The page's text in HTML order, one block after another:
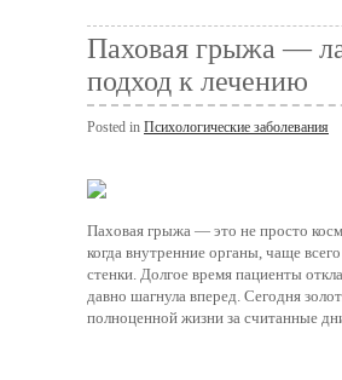
Паховая грыжа —
подход к лечению
Posted in Психологические заболевания
Паховая грыжа — это не просто
когда внутренние органы, чаще
стенки. Долгое время пациенты
давно шагнула вперед. Сегодня
полноценной жизни за считанные